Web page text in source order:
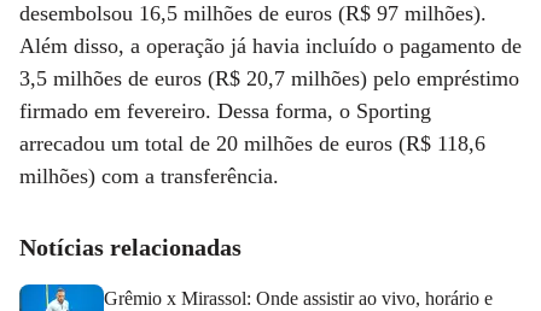
desembolsou 16,5 milhões de euros (R$ 97 milhões).
Além disso, a operação já havia incluído o pagamento de
3,5 milhões de euros (R$ 20,7 milhões) pelo empréstimo
firmado em fevereiro. Dessa forma, o Sporting
arrecadou um total de 20 milhões de euros (R$ 118,6
milhões) com a transferência.
Notícias relacionadas
Grêmio x Mirassol: Onde assistir ao vivo, horário e